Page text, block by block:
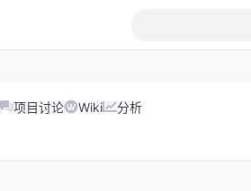
项目讨论 Wiki 分析